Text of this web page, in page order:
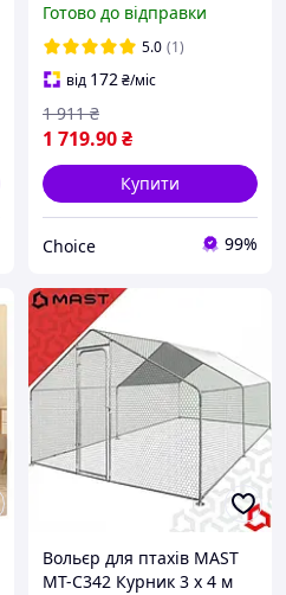
Готово до відправки
5.0 (1)
від 172₴/міс
1 719.90₴
1 911 ₴
Купити
Choice 99%
Вольєр для птахів MAST
MT-C342 Курник 3 х 4 м